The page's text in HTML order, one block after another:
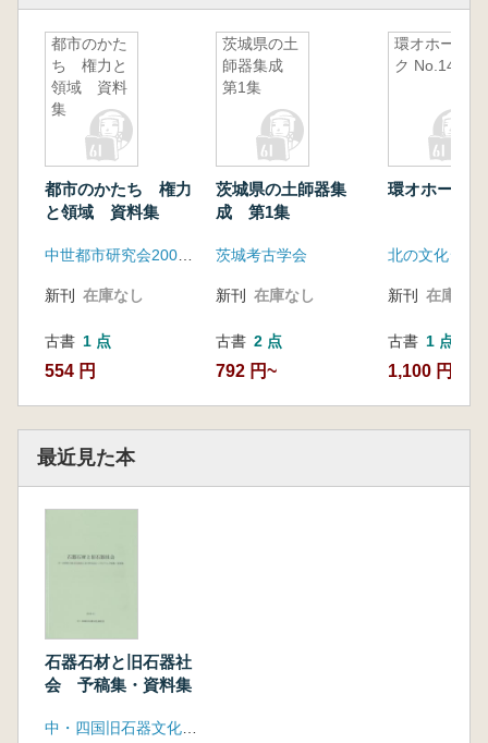
瀬戸内技法の拡散と伝播 森先一貴
湧別技法の流入/伝播 三好元樹
第3部 石材原産地と消費
冠山産安山岩 沖 憲明
赤色珪質岩 沖野 実
第4部 石材利用の時期的変遷
後期旧石器時代後半期 氏家敏之
石材利用からみた中四国地方の細石刃石器
群 光石鳴巳
第5部 石材利用の地域性
動向と地域性 藤野次史
と地域性 佐藤宏之
九州地方における石器石材利用の時期別動向
と地)或性 荻 幸二
中・四国地方の石器石材資料集 ※約50ページ
都市のかた
ち 権力と
領域 資料
集
都市のかたち 権力
と領域 資料集
新刊 在庫なし
古書 1 点
554 円
茨城県の土
師器集成
第1集
茨城県の土師器集
成 第1集
茨城考古学会
新刊 在庫なし
古書 2 点
792 円~
環オホーツ
ク No.14
環オホーツ
新刊 在庫なし
古書 1 点
1,100 円
最近見た本
石器石材と旧石器社
会 予稿集・資料集